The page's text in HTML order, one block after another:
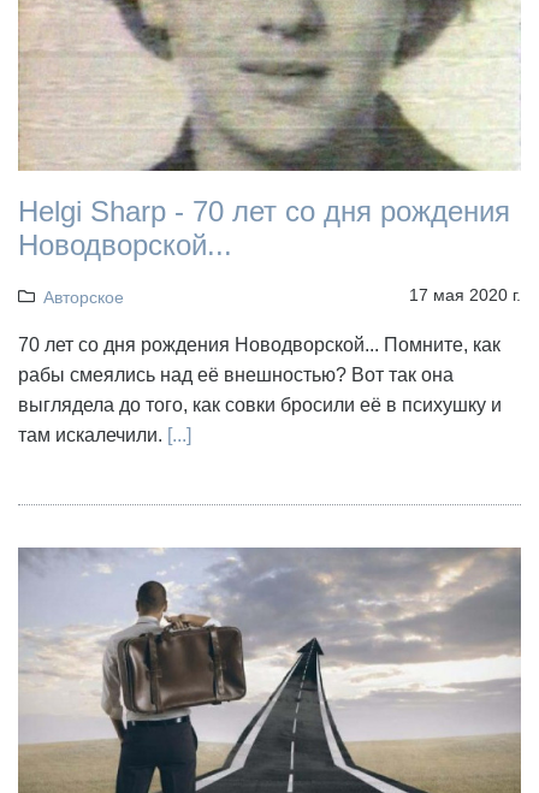
Helgi Sharp - 70 лет со дня рождения
Новодворской...
Авторское 17 мая 2020 г.
70 лет со дня рождения Новодворской... Помните, как
рабы смеялись над её внешностью? Вот так она
выглядела до того, как совки бросили её в психушку и
там искалечили. [...]